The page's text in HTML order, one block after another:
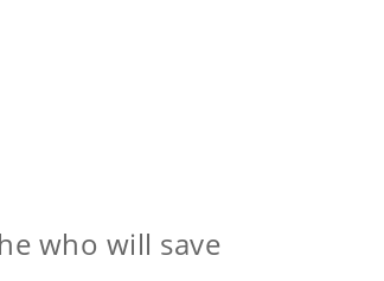
who will save